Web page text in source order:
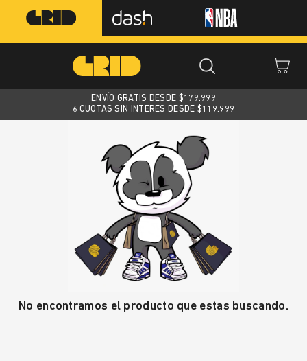
ENVÍO GRATIS DESDE $179.999
6 CUOTAS SIN INTERES DESDE $119.999
No encontramos el producto que estas buscando.